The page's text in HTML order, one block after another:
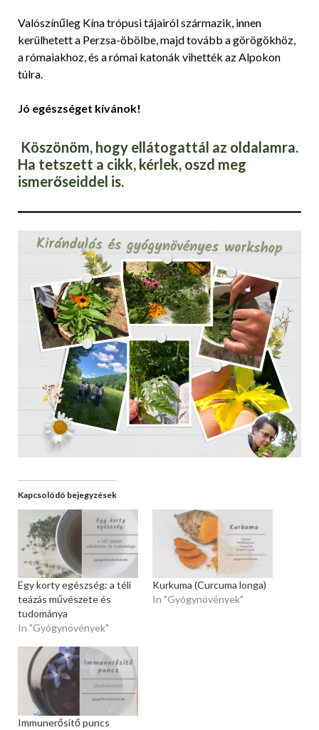
Valószínűleg Kína trópusi tájairól származik, innen
kerülhetett a Perzsa-öbölbe, majd tovább a görögökhöz,
a rómaiakhoz, és a római katonák vihették az Alpokon
túlra.
Jó egészséget kívánok!
Köszönöm, hogy ellátogattál az oldalamra.
Ha tetszett a cikk, kérlek, oszd meg
ismerőseiddel is.
Kapcsolódó bejegyzések
Egy korty egészség: a téli
teázás művészete és
tudománya
In "Gyógynövények"
Kurkuma (Curcuma longa)
In "Gyógynövények"
Immunerősítő puncs